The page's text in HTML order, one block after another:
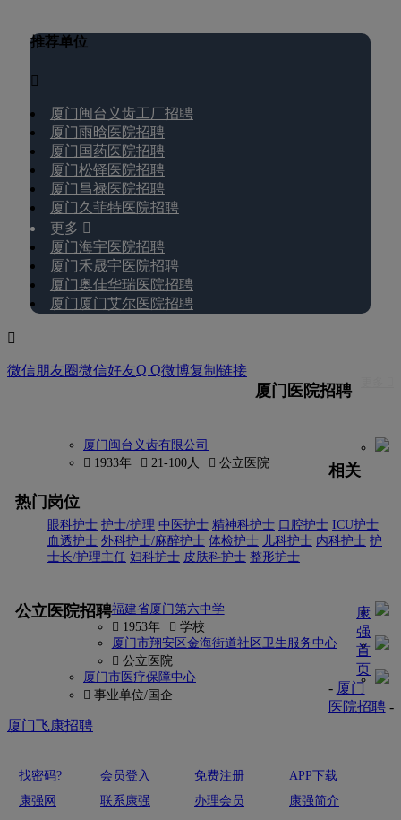
推荐单位

厦门闽台义齿工厂招聘
厦门雨晗医院招聘
厦门国药医院招聘
厦门松铎医院招聘
厦门昌禄医院招聘
厦门久菲特医院招聘
更多 
厦门海宇医院招聘
厦门禾晟宇医院招聘
厦门奥佳华瑞医院招聘
厦门厦门艾尔医院招聘

微信朋友圈微信好友Q Q微博复制链接
厦门医院招聘
厦门闽台义齿有限公司
 1933年
 21-100人  公立医院
相关
热门岗位
眼科护士 护士/护理 中医护士 精神科护士 口腔护士 ICU护士
血透护士 外科护士/麻醉护士 体检护士 儿科护士 内科护士 护
士长/护理主任 妇科护士 皮肤科护士 整形护士
公立医院招聘福建省厦门第六中学
 1953年
 学校
厦门市翔安区金海街道社区卫生服务中心
 公立医院
厦门市医疗保障中心
 事业单位/国企
康
强
首
页
- 厦门
医院招聘-
厦门飞康招聘
找密码? 会员登入 免费注册
APP下载
康强网
联系康强 办理会员 康强简介